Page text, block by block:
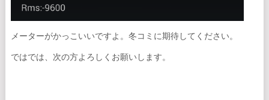
メーターがかっこいいですよ。冬コミに期待してください。
ではでは、次の方よろしくお願いします。